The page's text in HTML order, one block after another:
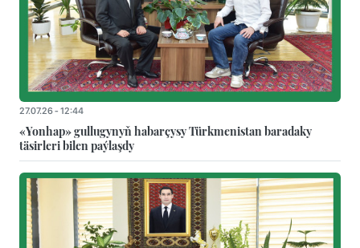
27.07.26 - 12:44
«Yonhap» gullugynyň habarçysy Türkmenistan baradaky
täsirleri bilen paýlaşdy